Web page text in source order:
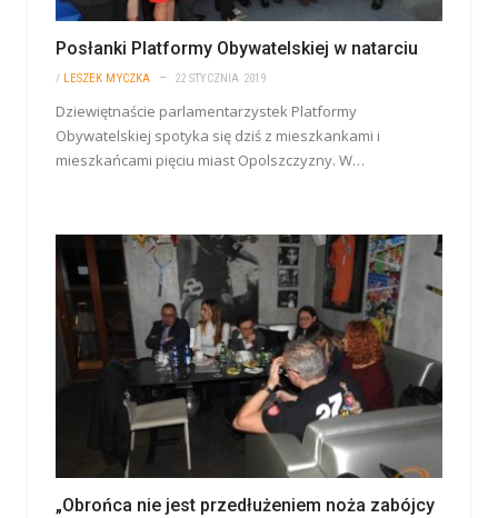
Posłanki Platformy Obywatelskiej w natarciu
/ LESZEK MYCZKA 22 STYCZNIA 2019
Dziewiętnaście parlamentarzystek Platformy
Obywatelskiej spotyka się dziś z mieszkankami i
mieszkańcami pięciu miast Opolszczyzny. W…
„Obrońca nie jest przedłużeniem noża zabójcy